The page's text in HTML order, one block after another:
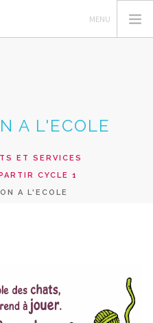
A L'ECOLE
ET SERVICES
CYCLE 1
A L'ECOLE